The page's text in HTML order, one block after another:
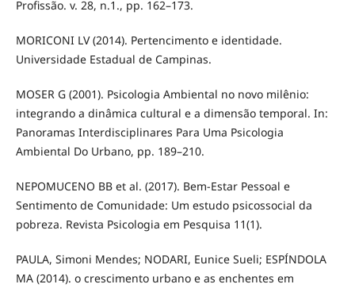
Profissão. v. 28, n.1., pp. 162–173.
MORICONI LV (2014). Pertencimento e identidade.
Universidade Estadual de Campinas.
MOSER G (2001). Psicologia Ambiental no novo milênio:
integrando a dinâmica cultural e a dimensão temporal. In:
Panoramas Interdisciplinares Para Uma Psicologia
Ambiental Do Urbano, pp. 189–210.
NEPOMUCENO BB et al. (2017). Bem-Estar Pessoal e
Sentimento de Comunidade: Um estudo psicossocial da
pobreza. Revista Psicologia em Pesquisa 11(1).
PAULA, Simoni Mendes; NODARI, Eunice Sueli; ESPÍNDOLA
MA (2014). o crescimento urbano e as enchentes em